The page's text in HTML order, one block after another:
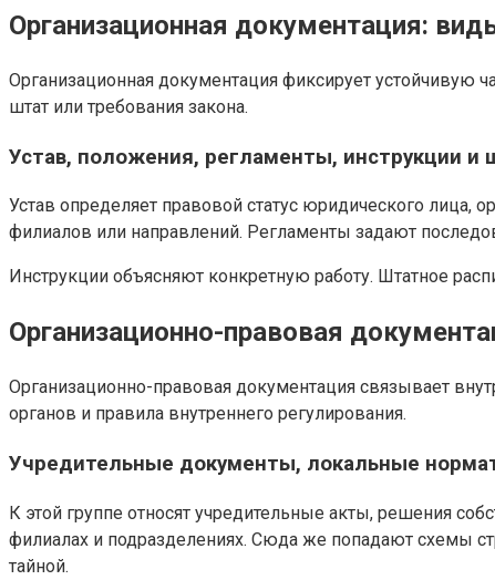
Организационная документация:
Организационная документация фиксирует устойчивую
штат или требования закона.
Устав, положения, регламенты, инструкции и
Устав определяет правовой статус юридического
филиалов или направлений. Регламенты задают
Инструкции объясняют конкретную работу. Штатное
Организационно-правовая
Организационно-правовая документация связывает
органов и правила внутреннего регулирования.
Учредительные документы, локальные
К этой группе относят учредительные акты, решения
филиалах и подразделениях. Сюда же попадают схемы
тайной.